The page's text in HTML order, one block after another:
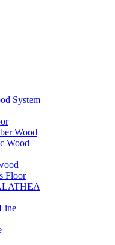
System
Wood
Wood
Floor